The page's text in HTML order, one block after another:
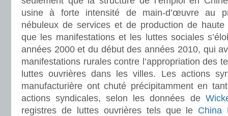
usine à forte intensité de main-d’œuvre au
nébuleux de services et de production de
que les manifestations et les luttes sociales
années 2000 et du début des années 2010, qui
manifestations rurales contre l’appropriation des
luttes ouvrières dans les villes. Les actions
manufacturière ont chuté précipitamment en
actions syndicales, selon les données de
registres de luttes ouvrières tels que le China